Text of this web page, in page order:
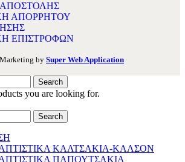
ΑΠΟΡΡΗΤΟΥ
ΕΠΙΣΤΡΟΦΩΝ
by Super Web Application
Search
you are looking for.
Search
ΚΑΛΤΣΑΚΙΑ-ΚΑΛΣΟΝ
ΠΑΠΟΥΤΣΑΚΙΑ